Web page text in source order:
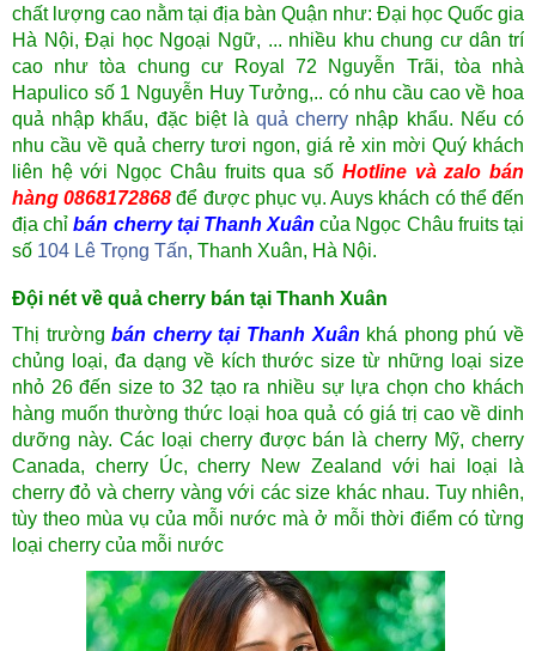
chất lượng cao nằm tại địa bàn Quận như: Đại học Quốc gia
Hà Nội, Đại học Ngoại Ngữ, ... nhiều khu chung cư dân trí
cao như tòa chung cư Royal 72 Nguyễn Trãi, tòa nhà
Hapulico số 1 Nguyễn Huy Tưởng,.. có nhu cầu cao về hoa
quả nhập khẩu, đặc biệt làquả cherry nhập khẩu. Nếu có
nhu cầu về quả cherry tươi ngon, giá rẻ xin mời Quý khách
liên hệ với Ngọc Châu fruits qua số Hotline và zalo bán
hàng 0868172868 để được phục vụ. Auys khách có thể đến
địa chỉbán cherry tại Thanh Xuân của Ngọc Châu fruits tại
số 104 Lê Trọng Tấn, Thanh Xuân, Hà Nội.
Đội nét về quả cherry bán tại Thanh Xuân
Thị trườngbán cherry tại Thanh Xuân khá phong phú về
chủng loại, đa dạng về kích thước size từ những loại size
nhỏ 26 đến size to 32 tạo ra nhiều sự lựa chọn cho khách
hàng muốn thường thức loại hoa quả có giá trị cao về dinh
dưỡng này. Các loại cherry được bán là cherry Mỹ, cherry
Canada, cherry Úc, cherry New Zealand với hai loại là
cherry đỏ và cherry vàng với các size khác nhau. Tuy nhiên,
tùy theo mùa vụ của mỗi nước mà ở mỗi thời điểm có từng
loại cherry của mỗi nước